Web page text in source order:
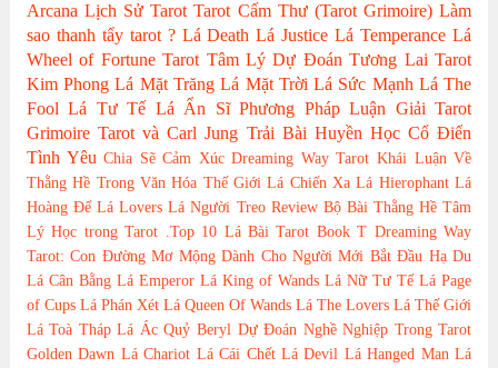
Arcana Lịch Sử Tarot Tarot Cấm Thư (Tarot Grimoire) Làm
sao thanh tẩy tarot ? Lá Death Lá Justice Lá Temperance Lá
Wheel of Fortune Tarot Tâm Lý Dự Đoán Tương Lai Tarot
Kim Phong Lá Mặt Trăng Lá Mặt Trời Lá Sức Mạnh Lá The
Fool Lá Tư Tế Lá Ẩn Sĩ Phương Pháp Luận Giải Tarot
Grimoire Tarot và Carl Jung Trải Bài Huyền Học Cổ Điển
Tình Yêu Chia Sẽ Cảm Xúc Dreaming Way Tarot Khái Luận Về
Thằng Hề Trong Văn Hóa Thế Giới Lá Chiến Xa Lá Hierophant Lá
Hoàng Đế Lá Lovers Lá Người Treo Review Bộ Bài Thằng Hề Tâm
Lý Học trong Tarot
.Top 10 Lá Bài Tarot Book T Dreaming Way
Tarot: Con Đường Mơ Mộng Dành Cho Người Mới Bắt Đầu Hạ Du
Lá Cân Bằng Lá Emperor Lá King of Wands Lá Nữ Tư Tế Lá Page
of Cups Lá Phán Xét Lá Queen Of Wands Lá The Lovers Lá Thế Giới
Lá Toà Tháp Lá Ác Quỷ Beryl Dự Đoán Nghề Nghiệp Trong Tarot
Golden Dawn Lá Chariot Lá Cái Chết Lá Devil Lá Hanged Man Lá